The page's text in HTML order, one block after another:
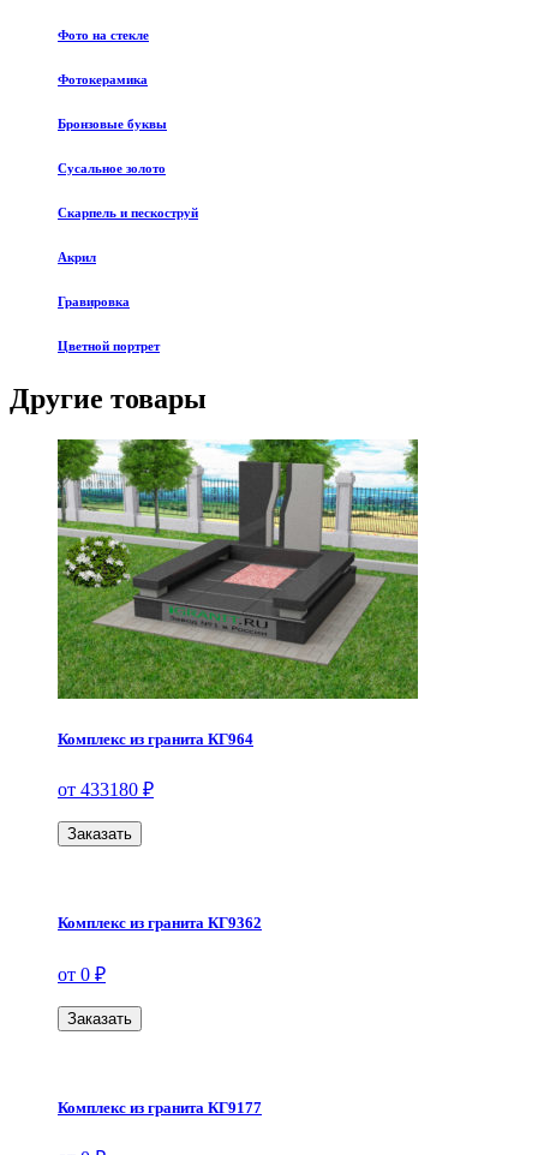
Фото на стекле
Фотокерамика
Бронзовые буквы
Сусальное золото
Скарпель и пескоструй
Акрил
Гравировка
Цветной портрет
Другие товары
Комплекс из гранита КГ964
от 433180 ₽
Заказать
Комплекс из гранита КГ9362
от 0 ₽
Заказать
Комплекс из гранита КГ9177